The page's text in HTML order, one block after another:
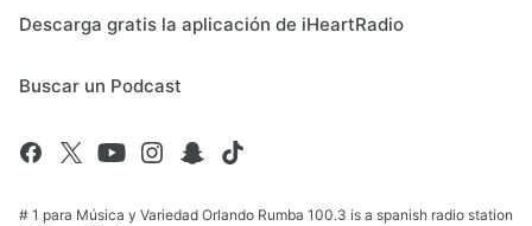
Descarga gratis la aplicación de iHeartRadio
Buscar un Podcast
# 1 para Música y Variedad Orlando Rumba 100.3 is a spanish radio station